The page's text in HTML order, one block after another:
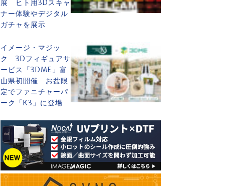
展 ヒト用3Dスキャ
ナー体験やデジタル
ガチャを展示
イメージ・マジッ
ク 3Dフィギュアサ
ービス「3DME」富
山県初開催 お盆限
定でファニチャーパ
ーク「K3」に登場